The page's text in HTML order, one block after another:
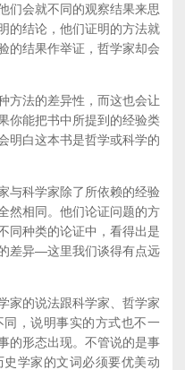
们会就不同的观察结果来思
的结论，他们证明的方法就
的结果作举证，哲学家却会
方法的差异性，而这也会让
你能把书中所提到的经验类
明白这本书是哲学或科学的
与科学家除了所依赖的经验
然相同。他们论证问题的方
同种类的论证中，看得出是
差异—这里我们谈得有点远
家的说法跟科学家、哲学家
，说明事实的方式也不一
的形态出现。不管说的是事
学家的文词必须要优美动